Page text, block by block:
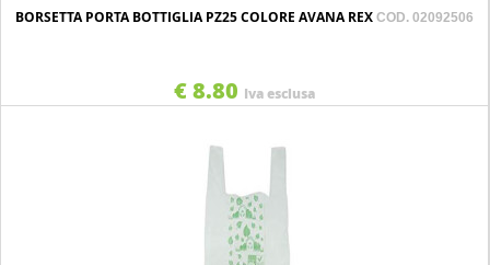
BORSETTA PORTA BOTTIGLIA PZ25 COLORE AVANA REX COD. 02092506
€ 8.80 Iva esclusa